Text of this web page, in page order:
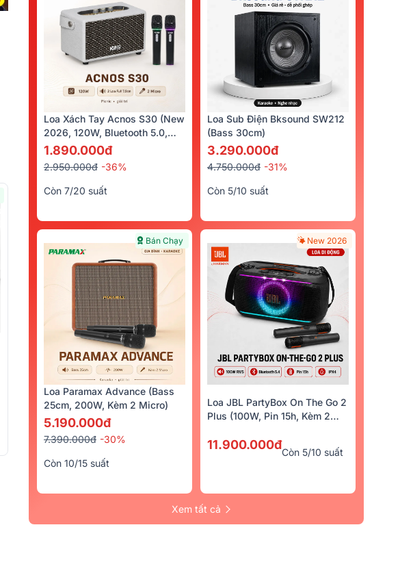
Loa Xách Tay Acnos S30 (New
2026, 120W, Bluetooth 5.0,
Kèm 2 Tay Micro)
1.890.000đ
2.950.000đ -36%
Còn 7/20 suất
Loa Sub Điện Bksound SW212
(bass 30cm)
3.290.000đ
4.750.000đ -31%
Còn 5/10 suất
Bán Chạy
Loa Paramax Advance (Bass
25cm, 200W, Kèm 2 Micro)
5.190.000đ
7.390.000đ -30%
Còn 10/15 suất
New 2026
Loa JBL PartyBox On The Go 2
Plus (100W, Pin 15h, Kèm 2
11.900.000đ
Còn 5/10 suất
Xem tất cả